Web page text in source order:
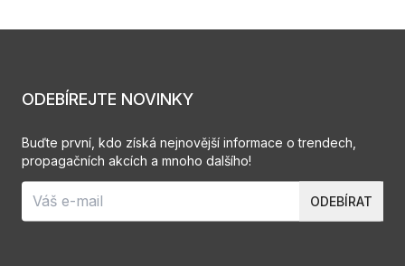
ODEBÍREJTE NOVINKY
Buďte první, kdo získá nejnovější informace o trendech,
propagačních akcích a mnoho dalšího!
ODEBÍRAT